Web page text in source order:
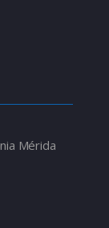
Mérida